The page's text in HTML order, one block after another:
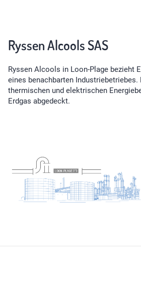
Ryssen Alcools SAS
Ryssen Alcools in Loon-Plage bezieht
eines benachbarten Industriebetriebes.
thermischen und elektrischen
Erdgas abgedeckt.